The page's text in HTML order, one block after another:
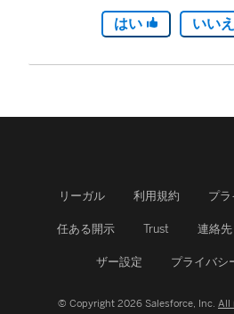
はい いいえ
リーガル 利用規約 プ
任ある開示 Trust 連絡先
ザー設定 プライバシ
© Copyright 2026 Salesforce, Inc. All